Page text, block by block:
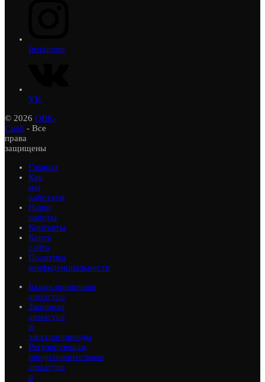
Instagram
VK
© 2026 ОВК-
Снаб - Все
права
защищены
Главная
Как
мы
работаем
Наши
работы
Контакты
Карта
сайта
Политика
конфиденциальности
Балансировочная
арматура
Запорная
арматура
и
электроприводы
Регулирующая,
предохранительная
арматура
и